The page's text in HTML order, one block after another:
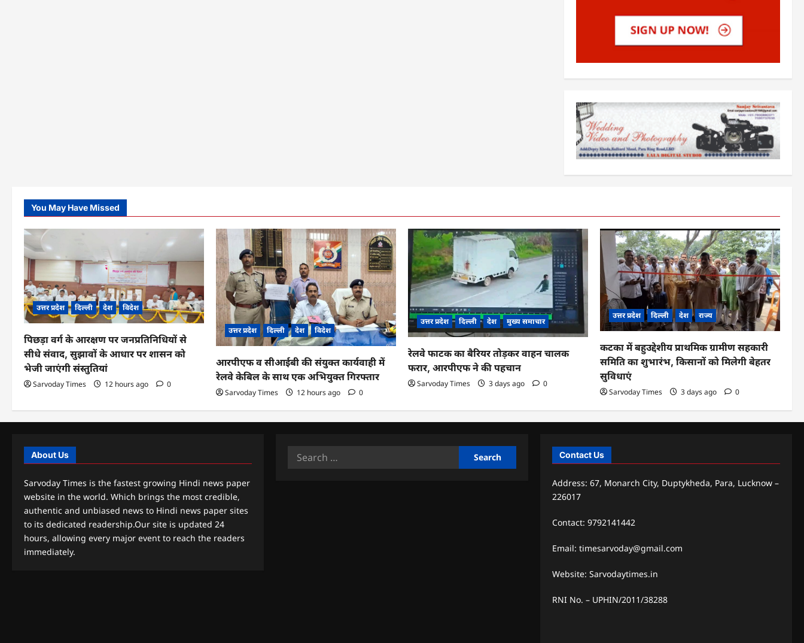
You May Have Missed
उत्तर प्रदेश दिल्ली देश विदेश
पिछड़ा वर्ग के आरक्षण पर जनप्रतिनिधियों से
सीधे संवाद, सुझावों के आधार पर शासन को
भेजी जाएंगी संस्तुतियां
Sarvoday Times 12 hours ago 0
उत्तर प्रदेश दिल्ली देश विदेश
आरपीएफ व सीआईबी की संयुक्त कार्यवाही में
रेलवे केबिल के साथ एक अभियुक्त गिरफ्तार
Sarvoday Times 12 hours ago 0
उत्तर प्रदेश दिल्ली देश मुख्य समाचार
रेलवे फाटक का बैरियर तोड़कर वाहन चालक
फरार, आरपीएफ ने की पहचान
Sarvoday Times 3 days ago 0
उत्तर प्रदेश दिल्ली देश राज्य
कटका में बहुउद्देशीय प्राथमिक ग्रामीण सहकारी
समिति का शुभारंभ, किसानों को मिलेगी बेहतर
सुविधाएं
Sarvoday Times 3 days ago 0
About Us
Sarvoday Times is the fastest growing Hindi news paper
website in the world. Which brings the most credible,
authentic and unbiased news to Hindi news paper sites
to its dedicated readership.Our site is updated 24
hours, allowing every major event to reach the readers
immediately.
Search
Contact Us
Address: 67, Monarch City, Duptykheda, Para, Lucknow –
226017
Contact: 9792141442
Email: timesarvoday@gmail.com
Website: Sarvodaytimes.in
RNI No. – UPHIN/2011/38288